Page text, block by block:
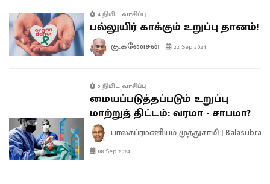
4 நிமிட வாசிப்பு
பல்லுயிர் காக்கும் உறுப்பு தானம்!
கு.கணேசன் 22 Sep 2024
5 நிமிட வாசிப்பு
மையப்படுத்தப்படும் உறுப்பு
மாற்றுத் திட்டம்: வரமா - சாபமா?
பாலசுப்ரமணியம் முத்துசாமி |
08 Sep 2024